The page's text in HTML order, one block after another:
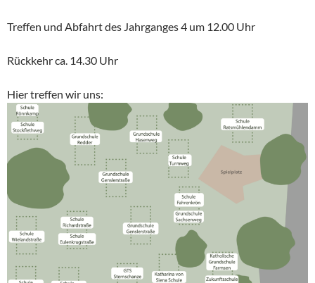
Treffen und Abfahrt des Jahrganges 4 um 12.00 Uhr
Rückkehr ca. 14.30 Uhr
Hier treffen wir uns: